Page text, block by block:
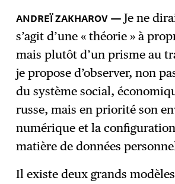
Je ne
s’agit d’une « théorie » à
mais plutôt d’un prisme au
je propose d’observer, non
du système social,
russe, mais en priorité son
numérique et la
matière de données
Il existe deux grands